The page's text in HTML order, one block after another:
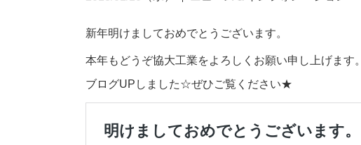
新年明けましておめでとうございます。
本年もどうぞ協大工業をよろしくお願い申し上げます。
ブログUPしました☆ぜひご覧ください★